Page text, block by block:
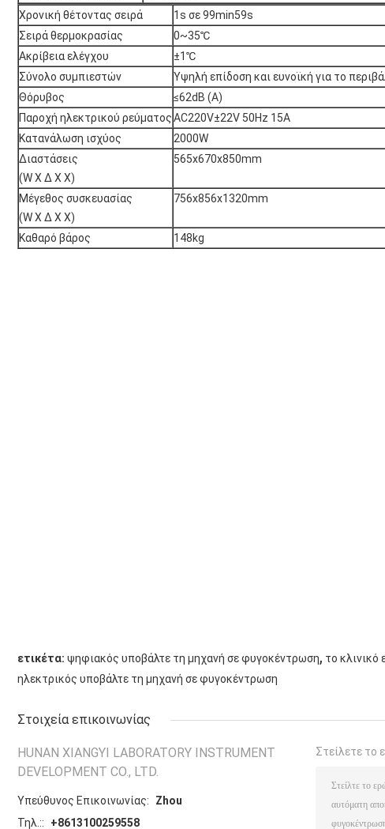
Χρονική θέτοντας σειρά
1s σε 99min59s
Σειρά θερμοκρασίας
0~35℃
Ακρίβεια ελέγχου
±1℃
Σύνολο συμπιεστών
Υψηλή επίδοση και ευνοϊκή για το
Θόρυβος
≤62dB (Α)
Παροχή ηλεκτρικού ρεύματοςAC220V±22V 50Hz 15A
Κατανάλωση ισχύος
2000W
Διαστάσεις
(W Χ Δ Χ Χ)
565x670x850mm
Μέγεθος συσκευασίας
(W Χ Δ Χ Χ)
756x856x1320mm
Καθαρό βάρος 148kg
ετικέτα: ψηφιακός υποβάλτε τη μηχανή σε φυγοκέντρωση, το
ηλεκτρικός υποβάλτε τη μηχανή σε φυγοκέντρωση
Στοιχεία επικοινωνίας
HUNAN XIANGYI LABORATORY INSTRUMENT
DEVELOPMENT CO., LTD.
Υπεύθυνος Επικοινωνίας:
Zhou
Τηλ.::
+8613100259558
Στείλετε το